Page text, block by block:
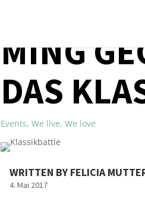
MING
DAS
Events, We live, We love
WRITTEN BY FELICIA
4. Mai 2017